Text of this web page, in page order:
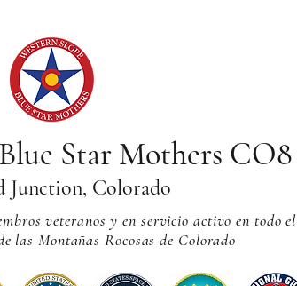
Star Mothers CO8
Junction, Colorado
veteranos y en servicio activo en todo el
las Montañas Rocosas de Colorado